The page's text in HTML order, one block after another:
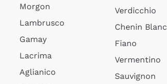
Morgon
Lambrusco
Gamay
Lacrima
Aglianico
Verdicchio
Chenin Blanc
Fiano
Vermentino
Sauvignon